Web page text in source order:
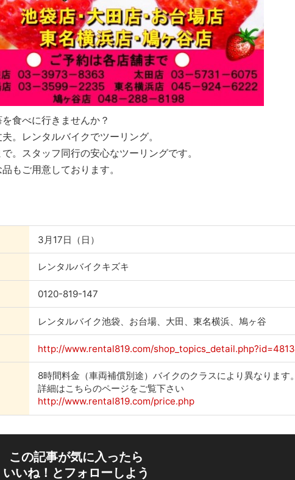
食べに行きませんか？
。レンタルバイクでツーリング。
。スタッフ同行の安心なツーリングです。
もご用意しております。
3月17日（日）
レンタルバイクキズキ
0120-819-147
レンタルバイク池袋、お台場、大田、東名横浜、鳩ヶ谷
http://www.rental819.com/shop_topics_detail.php?id=4813
8時間料金（車両補償別途）バイクのクラスにより異なります。
詳細はこちらのページをご覧下さい
http://www.rental819.com/price.php
この記事が気に入ったら
いいね！とフォローしよう